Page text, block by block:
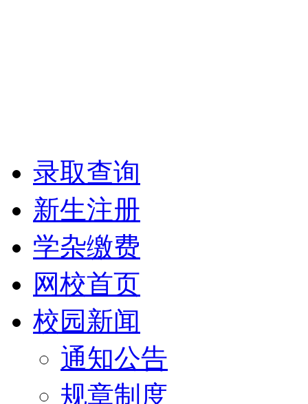
录取查询
新生注册
学杂缴费
网校首页
校园新闻
通知公告
规章制度